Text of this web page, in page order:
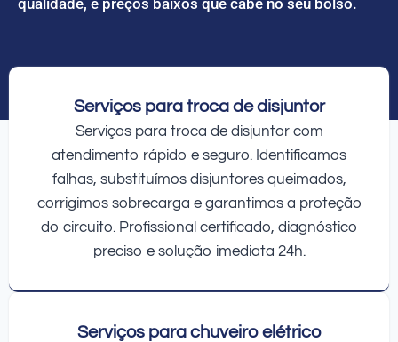
Serviços para troca de disjuntor
Serviços para troca de disjuntor com
atendimento rápido e seguro. Identificamos
falhas, substituímos disjuntores queimados,
corrigimos sobrecarga e garantimos a proteção
do circuito. Profissional certificado, diagnóstico
preciso e solução imediata 24h.
Serviços para chuveiro elétrico